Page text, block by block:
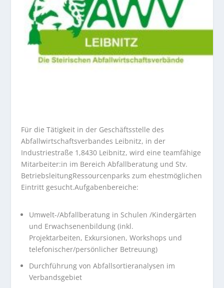
Für die Tätigkeit in der Geschäftsstelle des
Abfallwirtschaftsverbandes Leibnitz, in der
Industriestraße 1,8430 Leibnitz, wird eine teamfähige
Mitarbeiter:in im Bereich Abfallberatung und Stv.
BetriebsleitungRessourcenparks zum ehestmöglichen
Eintritt gesucht.Aufgabenbereiche:
Umwelt-/Abfallberatung in Schulen /Kindergärten
und Erwachsenenbildung (inkl.
Projektarbeiten, Exkursionen, Workshops und
telefonischer/persönlicher Betreuung)
Durchführung von Abfallsortieranalysen im
Verbandsgebiet